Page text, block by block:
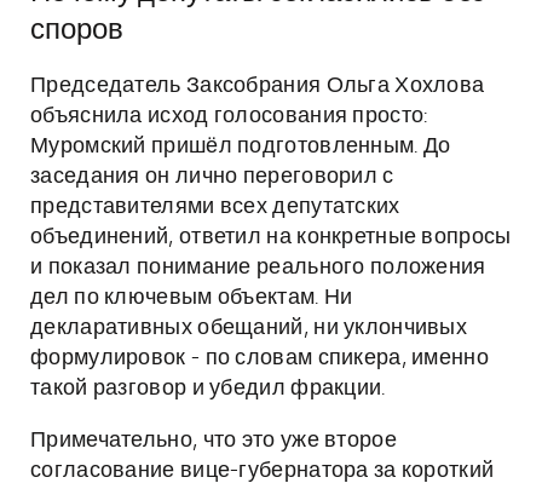
споров
Председатель Заксобрания Ольга Хохлова
объяснила исход голосования просто:
Муромский пришёл подготовленным. До
заседания он лично переговорил с
представителями всех депутатских
объединений, ответил на конкретные вопросы
и показал понимание реального положения
дел по ключевым объектам. Ни
декларативных обещаний, ни уклончивых
формулировок - по словам спикера, именно
такой разговор и убедил фракции.
Примечательно, что это уже второе
согласование вице-губернатора за короткий